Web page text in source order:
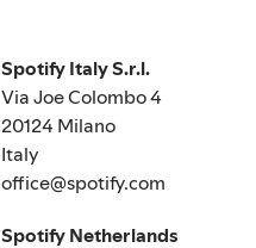
Spotify Italy S.r.l.
Via Joe Colombo 4
20124 Milano
Italy
office@spotify.com
Spotify Netherlands